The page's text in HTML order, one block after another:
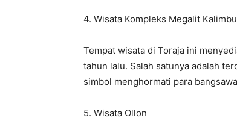
4. Wisata Kompleks Megalit
Tempat wisata di Toraja ini
tahun lalu. Salah satunya adalah
simbol menghormati para
5. Wisata Ollon